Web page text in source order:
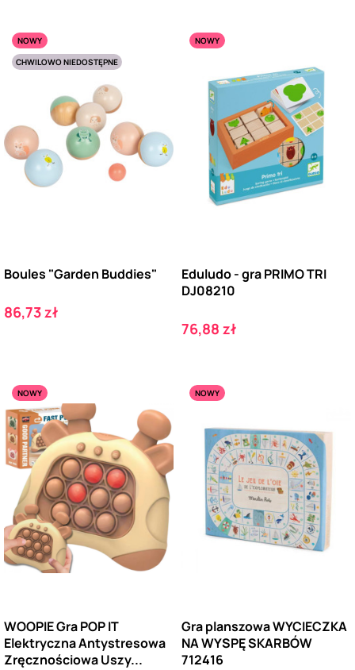
NOWY
CHWILOWO NIEDOSTĘPNE
Boules "Garden Buddies"
Cena
86,73 zł
NOWY
Eduludo - gra PRIMO TRI
DJ08210
Cena
76,88 zł
NOWY
WOOPIE Gra POP IT
Elektryczna Antystresowa
Zręcznościowa Uszy...
NOWY
Gra planszowa WYCIECZKA
NA WYSPĘ SKARBÓW
712416